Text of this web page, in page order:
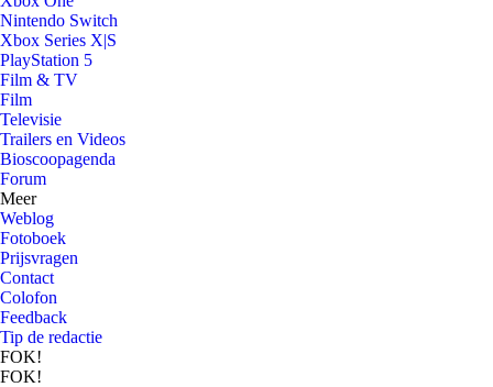
Nintendo Switch
Xbox Series X|S
PlayStation 5
Film & TV
Film
Televisie
Trailers en Videos
Bioscoopagenda
Forum
Meer
Weblog
Fotoboek
Prijsvragen
Contact
Colofon
Feedback
Tip de redactie
FOK!
FOK!